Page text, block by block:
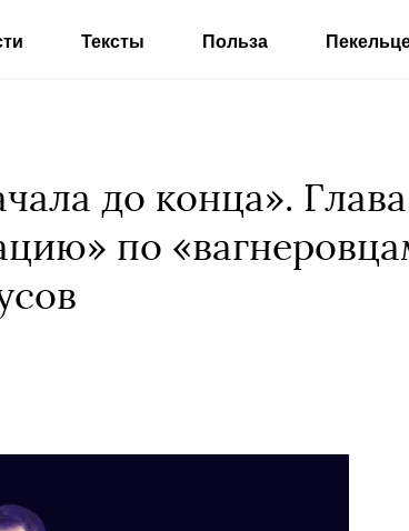
Тексты Польза
до конца».
по